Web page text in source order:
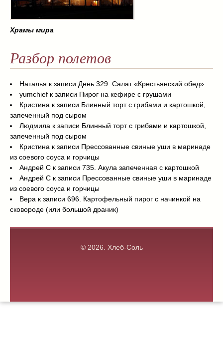
Храмы мира
Разбор полетов
Наталья к записи День 329. Салат «Крестьянский обед»
yumchief к записи Пирог на кефире с грушами
Кристина к записи Блинный торт с грибами и картошкой,
запеченный под сыром
Людмила к записи Блинный торт с грибами и картошкой,
запеченный под сыром
Кристина к записи Прессованные свиные уши в маринаде
из соевого соуса и горчицы
Андрей С к записи 735. Акула запеченная с картошкой
Андрей С к записи Прессованные свиные уши в маринаде
из соевого соуса и горчицы
Вера к записи 696. Картофельный пирог с начинкой на
сковороде (или большой драник)
© 2026. Хлеб-Соль